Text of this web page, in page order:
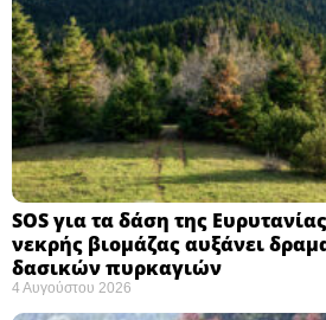
SOS για τα δάση της
νεκρής βιομάζας αυξάνει
δασικών πυρκαγιών
4 Αυγούστου 2026